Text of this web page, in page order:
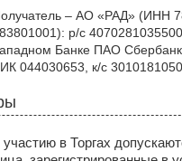
– АО «РАД» (ИНН
р/с
Банке ПАО Сбербанк,
044030653, к/с
участию в Торгах